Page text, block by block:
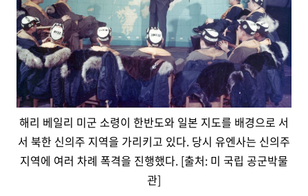
해리 베일리 미군 소령이 한반도와 일본 지도를 배경으로 서
서 북한 신의주 지역을 가리키고 있다. 당시 유엔사는 신의주
지역에 여러 차례 폭격을 진행했다. [출처: 미 국립 공군박물
관]